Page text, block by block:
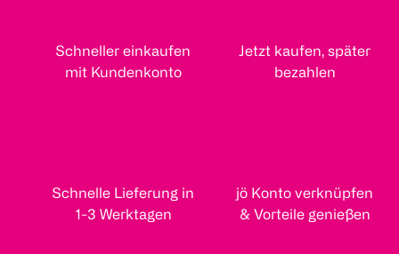
Schneller einkaufen
mit Kundenkonto
Jetzt kaufen, später
bezahlen
Schnelle Lieferung in
1-3 Werktagen
jö Konto verknüpfen
& Vorteile genießen